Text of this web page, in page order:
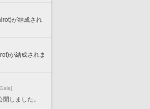
が結成され
が結成されま
開しました。